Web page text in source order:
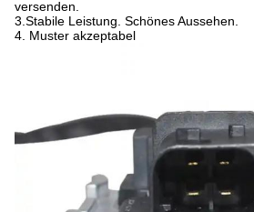
versenden.
3. Stabile Leistung. Schönes Aussehen.
4. Muster akzeptabel